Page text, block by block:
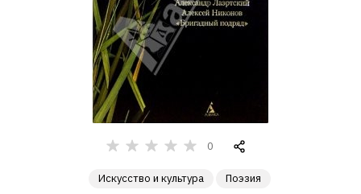
обсуждаемые
0
Искусство и культура Поэзия